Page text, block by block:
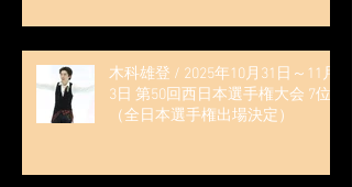
木科雄登 / 2025年10月31日～11月
3日 第50回西日本選手権大会 7位
（全日本選手権出場決定）